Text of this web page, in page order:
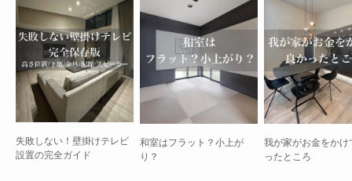
失敗しない！壁掛けテレビ
設置の完全ガイド
和室はフラット？小上が
り？
我が家がお金をかけ
ったところ